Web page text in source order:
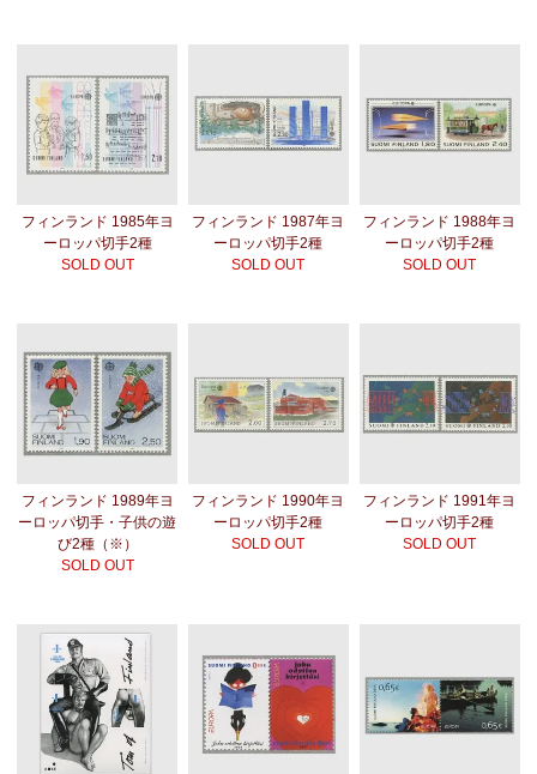
フィンランド 1985年ヨ
ーロッパ切手2種
SOLD OUT
フィンランド 1987年ヨ
ーロッパ切手2種
SOLD OUT
フィンランド 1988年ヨ
ーロッパ切手2種
SOLD OUT
フィンランド 1989年ヨ
ーロッパ切手・子供の遊
び2種（※）
SOLD OUT
フィンランド 1990年ヨ
ーロッパ切手2種
SOLD OUT
フィンランド 1991年ヨ
ーロッパ切手2種
SOLD OUT